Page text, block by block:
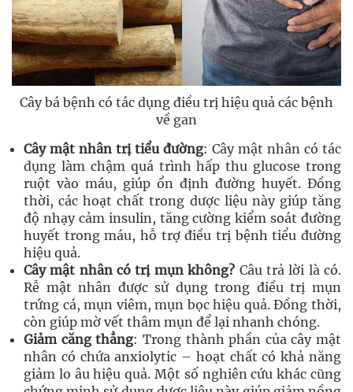
Cây bá bệnh có tác dụng điều trị hiệu quả các bệnh
về gan
Cây mật nhân trị tiểu đường: Cây mật nhân có tác
dụng làm chậm quá trình hấp thu glucose trong
ruột vào máu, giúp ổn định đường huyết. Đồng
thời, các hoạt chất trong dược liệu này giúp tăng
độ nhạy cảm insulin, tăng cường kiểm soát đường
huyết trong máu, hỗ trợ điều trị bệnh tiểu đường
hiệu quả.
Cây mật nhân có trị mụn không? Câu trả lời là có.
Rễ mật nhân được sử dụng trong điều trị mụn
trứng cá, mụn viêm, mụn bọc hiệu quả. Đồng thời,
còn giúp mờ vết thâm mụn để lại nhanh chóng.
Giảm căng thẳng: Trong thành phần của cây mật
nhân có chứa anxiolytic – hoạt chất có khả năng
giảm lo âu hiệu quả. Một số nghiên cứu khác cũng